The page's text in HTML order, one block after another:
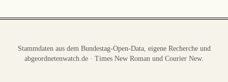
Stammdaten aus dem Bundestag-Open-Data, eigene Recherche und
abgeordnetenwatch.de · Times New Roman und Courier New.